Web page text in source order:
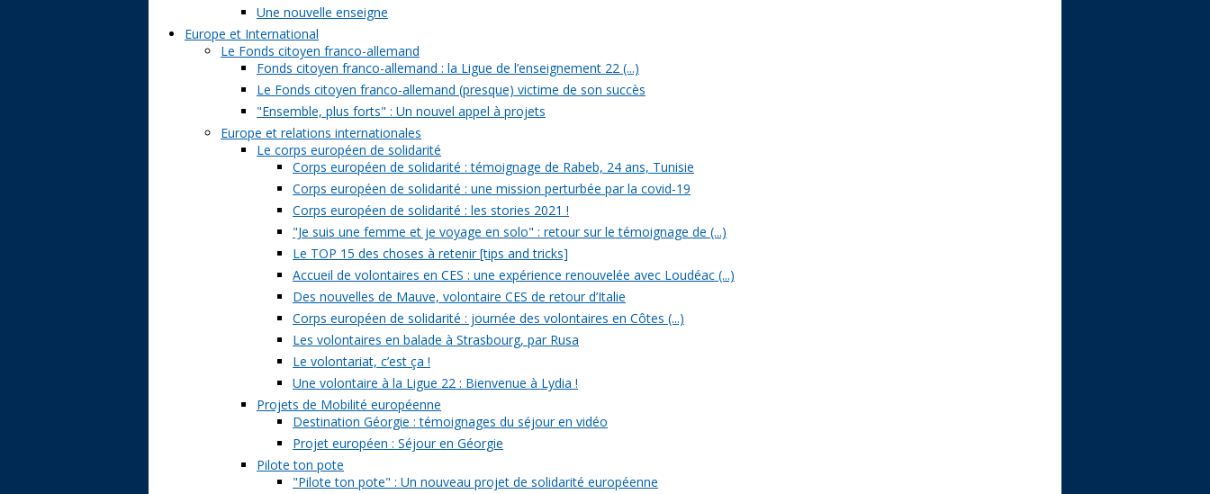
Une nouvelle enseigne
Europe et International
Le Fonds citoyen franco-allemand
Fonds citoyen franco-allemand : la Ligue de l’enseignement 22 (...)
Le Fonds citoyen franco-allemand (presque) victime de son succès
"Ensemble, plus forts" : Un nouvel appel à projets
Europe et relations internationales
Le corps européen de solidarité
Corps européen de solidarité : témoignage de Rabeb, 24 ans, Tunisie
Corps européen de solidarité : une mission perturbée par la covid-19
Corps européen de solidarité : les stories 2021 !
"Je suis une femme et je voyage en solo" : retour sur le témoignage de (...)
Le TOP 15 des choses à retenir [tips and tricks]
Accueil de volontaires en CES : une expérience renouvelée avec Loudéac (...)
Des nouvelles de Mauve, volontaire CES de retour d’Italie
Corps européen de solidarité : journée des volontaires en Côtes (...)
Les volontaires en balade à Strasbourg, par Rusa
Le volontariat, c’est ça !
Une volontaire à la Ligue 22 : Bienvenue à Lydia !
Projets de Mobilité européenne
Destination Géorgie : témoignages du séjour en vidéo
Projet européen : Séjour en Géorgie
Pilote ton pote
"Pilote ton pote" : Un nouveau projet de solidarité européenne